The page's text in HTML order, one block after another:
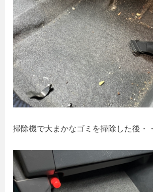
掃除機で大まかなゴミを掃除した後・